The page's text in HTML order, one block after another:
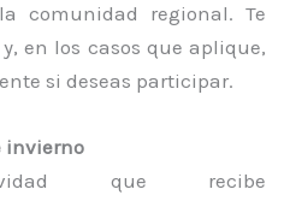
comunidad regional. Te
en los casos que aplique,
si deseas participar.
invierno
que recibe